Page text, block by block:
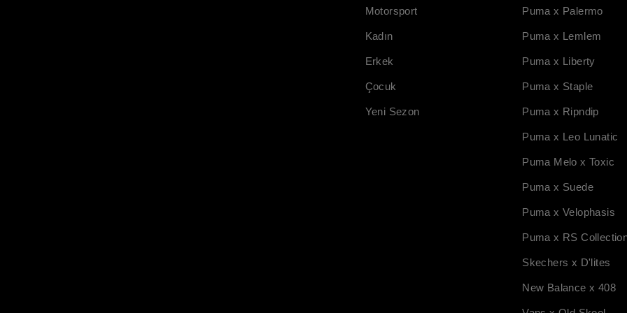
Motorsport
Kadın
Erkek
Çocuk
Yeni Sezon
Puma x Palermo
Puma x Lemlem
Puma x Liberty
Puma x Staple
Puma x Ripndip
Puma x Leo Lunatic
Puma Melo x Toxic
Puma x Suede
Puma x Velophasis
Puma x RS
Skechers x D'lites
New Balance x 408